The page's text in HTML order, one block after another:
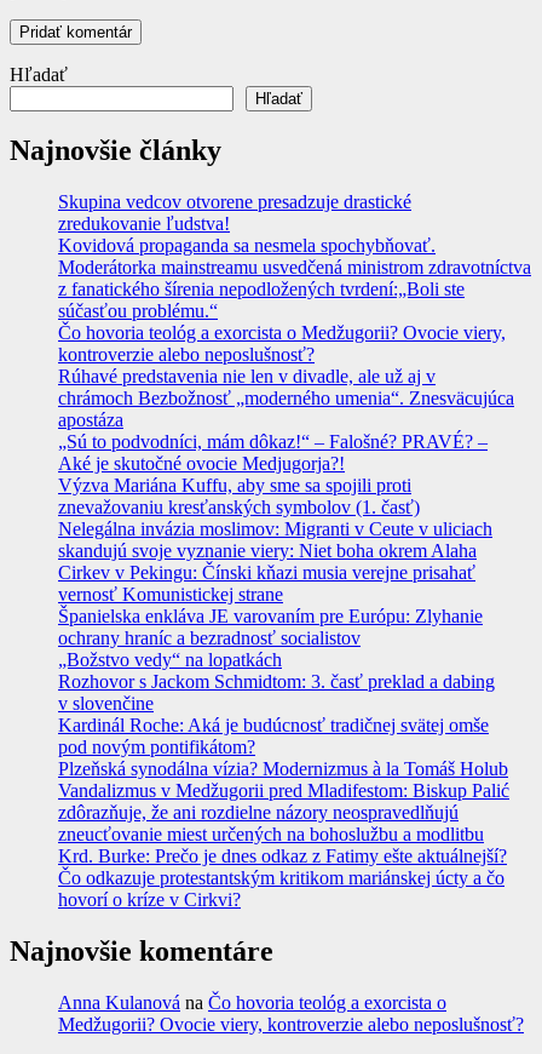
Hľadať
Hľadať
Najnovšie články
Skupina vedcov otvorene presadzuje drastické
zredukovanie ľudstva!
Kovidová propaganda sa nesmela spochybňovať.
Moderátorka mainstreamu usvedčená ministrom zdravotníctva
z fanatického šírenia nepodložených tvrdení:„Boli ste
súčasťou problému.“
Čo hovoria teológ a exorcista o Medžugorii? Ovocie viery,
kontroverzie alebo neposlušnosť?
Rúhavé predstavenia nie len v divadle, ale už aj v
chrámoch Bezbožnosť „moderného umenia“. Znesväcujúca
apostáza
„Sú to podvodníci, mám dôkaz!“ – Falošné? PRAVÉ? –
Aké je skutočné ovocie Medjugorja?!
Výzva Mariána Kuffu, aby sme sa spojili proti
znevažovaniu kresťanských symbolov (1. časť)
Nelegálna invázia moslimov: Migranti v Ceute v uliciach
skandujú svoje vyznanie viery: Niet boha okrem Alaha
Cirkev v Pekingu: Čínski kňazi musia verejne prisahať
vernosť Komunistickej strane
Španielska enkláva JE varovaním pre Európu: Zlyhanie
ochrany hraníc a bezradnosť socialistov
„Božstvo vedy“ na lopatkách
Rozhovor s Jackom Schmidtom: 3. časť preklad a dabing
v slovenčine
Kardinál Roche: Aká je budúcnosť tradičnej svätej omše
pod novým pontifikátom?
Plzeňská synodálna vízia? Modernizmus à la Tomáš Holub
Vandalizmus v Medžugorii pred Mladifestom: Biskup Palić
zdôrazňuje, že ani rozdielne názory neospravedlňujú
zneucťovanie miest určených na bohoslužbu a modlitbu
Krd. Burke: Prečo je dnes odkaz z Fatimy ešte aktuálnejší?
Čo odkazuje protestantským kritikom mariánskej úcty a čo
hovorí o kríze v Cirkvi?
Najnovšie komentáre
Anna Kulanová na Čo hovoria teológ a exorcista o
Medžugorii? Ovocie viery, kontroverzie alebo neposlušnosť?